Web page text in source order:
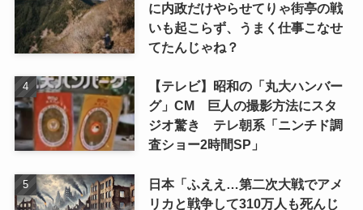
に内政だけやらせてりゃ街亭の戦
いも起こらず、うまく仕事こなせ
てたんじゃね？
【テレビ】昭和の「丸大ハンバー
グ」CM 巨人の撮影方法にスタ
ジオ驚き テレ朝系「ニンチド調
査ショー2時間SP」
日本「ふええ…第二次大戦でアメ
リカと戦争して310万人も死んじ